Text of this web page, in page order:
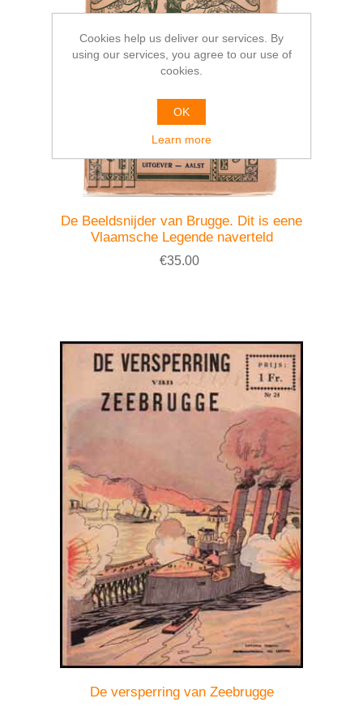
De Beeldsnijder van Brugge. Dit is eene
Vlaamsche Legende naverteld
€35.00
De versperring van Zeebrugge
Cookies help us deliver our services. By
using our services, you agree to our use of
cookies.
OK
Learn more